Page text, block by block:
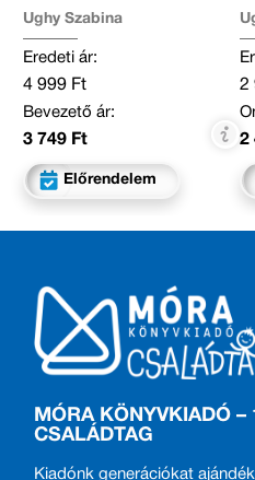
Ughy Szabina
Eredeti ár:
4 999 Ft
Bevezető ár:
3 749 Ft
Előrendelem
2
2
MÓRA KÖNYVKIADÓ –
CSALÁDTAG
Kiadónk generációkat